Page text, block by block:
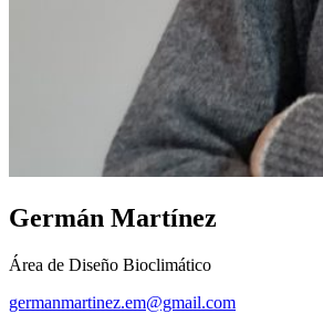
Germán Martínez
Área de Diseño Bioclimático
germanmartinez.em@gmail.com